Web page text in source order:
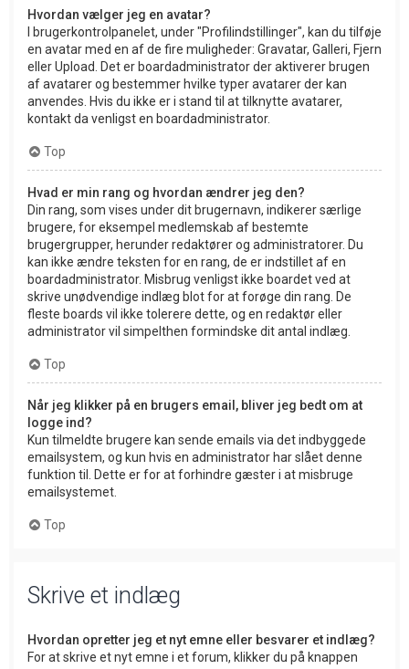
Hvordan vælger jeg en avatar?
I brugerkontrolpanelet, under "Profilindstillinger", kan du tilføje
en avatar med en af de fire muligheder: Gravatar, Galleri, Fjern
eller Upload. Det er boardadministrator der aktiverer brugen
af avatarer og bestemmer hvilke typer avatarer der kan
anvendes. Hvis du ikke er i stand til at tilknytte avatarer,
kontakt da venligst en boardadministrator.
Top
Hvad er min rang og hvordan ændrer jeg den?
Din rang, som vises under dit brugernavn, indikerer særlige
brugere, for eksempel medlemskab af bestemte
brugergrupper, herunder redaktører og administratorer. Du
kan ikke ændre teksten for en rang, de er indstillet af en
boardadministrator. Misbrug venligst ikke boardet ved at
skrive unødvendige indlæg blot for at forøge din rang. De
fleste boards vil ikke tolerere dette, og en redaktør eller
administrator vil simpelthen formindske dit antal indlæg.
Top
Når jeg klikker på en brugers email, bliver jeg bedt om at
logge ind?
Kun tilmeldte brugere kan sende emails via det indbyggede
emailsystem, og kun hvis en administrator har slået denne
funktion til. Dette er for at forhindre gæster i at misbruge
emailsystemet.
Top
Skrive et indlæg
Hvordan opretter jeg et nyt emne eller besvarer et indlæg?
For at skrive et nyt emne i et forum, klikker du på knappen